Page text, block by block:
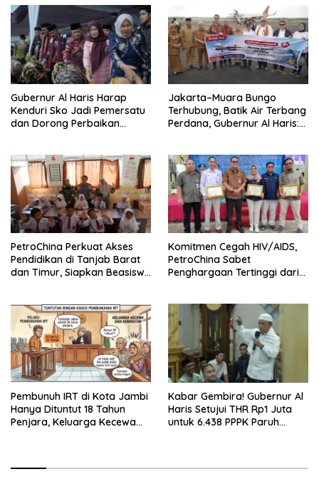
Gubernur Al Haris Harap
Kenduri Sko Jadi Pemersatu
dan Dorong Perbaikan
Jakarta–Muara Bungo
Terhubung, Batik Air Terbang
Perdana, Gubernur Al Haris:
PetroChina Perkuat Akses
Pendidikan di Tanjab Barat
dan Timur, Siapkan Beasiswa
Komitmen Cegah HIV/AIDS,
PetroChina Sabet
Penghargaan Tertinggi dari
Pembunuh IRT di Kota Jambi
Hanya Dituntut 18 Tahun
Penjara, Keluarga Kecewa
Kabar Gembira! Gubernur Al
Haris Setujui THR Rp1 Juta
untuk 6.438 PPPK Paruh